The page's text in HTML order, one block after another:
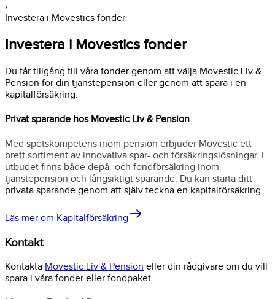
›
Investera i Movestics fonder
Investera i Movestics fonder
Du får tillgång till våra fonder genom att välja Movestic Liv &
Pension för din tjänstepension eller genom att spara i en
kapitalförsäkring.
Privat sparande hos Movestic Liv & Pension
Med spetskompetens inom pension erbjuder Movestic ett
brett sortiment av innovativa spar- och försäkringslösningar. I
utbudet finns både depå- och fondförsäkring inom
tjänstepension och långsiktigt sparande. Du kan starta ditt
privata sparande genom att själv teckna en kapitalförsäkring.
Läs mer om Kapitalförsäkring
Kontakt
Kontakta Movestic Liv & Pension eller din rådgivare om du vill
spara i våra fonder eller fondpaket.